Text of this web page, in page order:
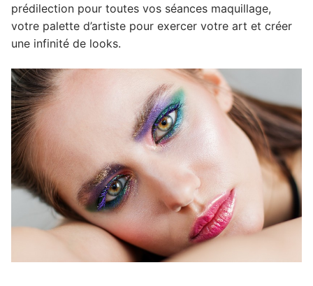
prédilection pour toutes vos séances maquillage,
votre palette d’artiste pour exercer votre art et créer
une infinité de looks.